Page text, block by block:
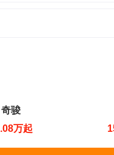
奇骏
万起